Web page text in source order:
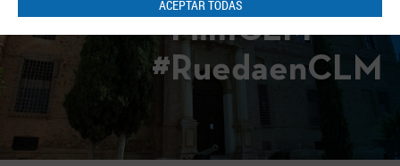
ACEPTAR TODAS
#FilmCLM
#RuedaenCLM